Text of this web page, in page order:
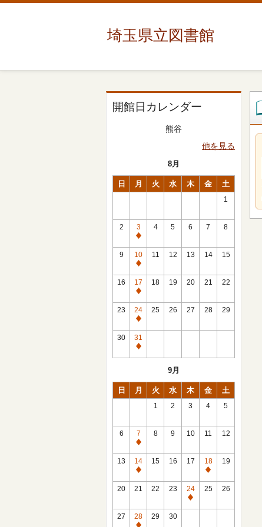
埼玉県立図書館
開館日カレンダー
熊谷
他を見る
8月
日 月 火 水 木 金 土
1
2
3
休
館
日
4 5 6 7 8
9
10
休
館
日
11 12 13 14 15
16
17
休
館
日
18 19 20 21 22
23
24
休
館
日
25 26 27 28 29
30
31
休
9月
日 月 火 水 木 金 土
1 2 3 4 5
6
7
休
館
日
8 9 10 11 12
13
14
休
館
15 16 17
18
休
館
19
20 21 22 23
24
休
25 26
27
28
29 30